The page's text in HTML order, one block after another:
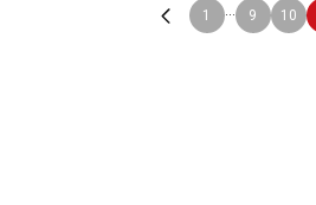
1 ... 9 10